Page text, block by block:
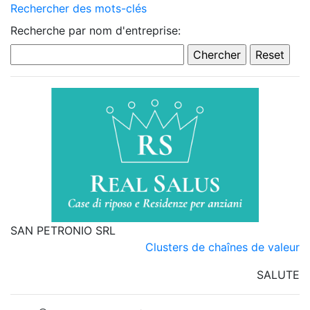
Rechercher des mots-clés
Recherche par nom d'entreprise:
SAN PETRONIO SRL
Clusters de chaînes de valeur
SALUTE